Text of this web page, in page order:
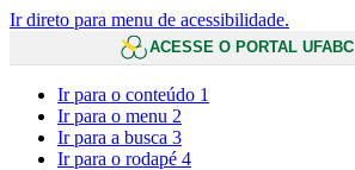
Ir direto para menu de acessibilidade.
ACESSE O PORTAL UFABC
Ir para o conteúdo 1
Ir para o menu 2
Ir para a busca 3
Ir para o rodapé 4